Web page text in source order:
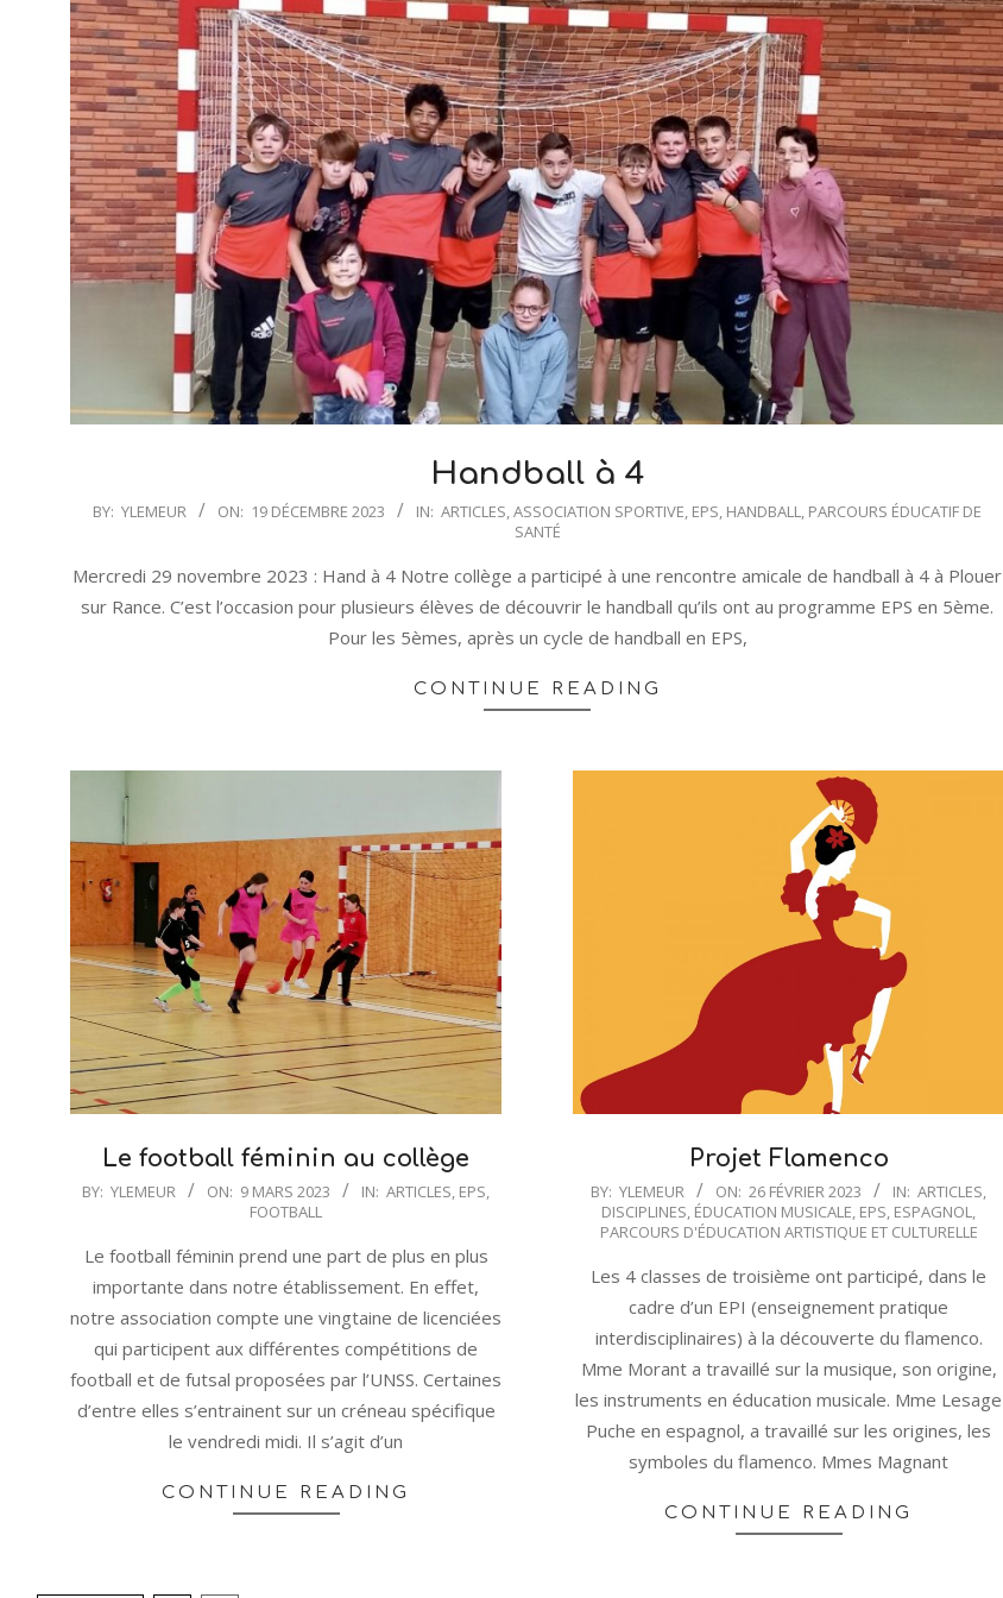
Handball à 4
2023-
19
BY: YLEMEUR ON: 19 DÉCEMBRE 2023 IN: ARTICLES,ASSOCIATION SPORTIVE, EPS, HANDBALL, PARCOURS ÉDUCATIF DE
SANTÉ
Mercredi 29 novembre 2023 : Hand à 4 Notre collège a participé à une rencontre amicale de handball à 4 à Plouer
sur Rance. C’est l’occasion pour plusieurs élèves de découvrir le handball qu’ils ont au programme EPS en 5ème.
Pour les 5èmes, après un cycle de handball en EPS,
CONTINUE READING
Le football féminin au collège
2023-
09
BY: YLEMEUR ON: 9 MARS 2023 IN: ARTICLES, EPS,
FOOTBALL
Le football féminin prend une part de plus en plus
importante dans notre établissement. En effet,
notre association compte une vingtaine de licenciées
qui participent aux différentes compétitions de
football et de futsal proposées par l’UNSS. Certaines
d’entre elles s’entrainent sur un créneau spécifique
le vendredi midi. Il s’agit d’un
CONTINUE READING
Projet Flamenco
2023-
BY: YLEMEUR ON: 26 FÉVRIER 2023 IN: ARTICLES,
DISCIPLINES, ÉDUCATION MUSICALE, EPS, ESPAGNOL,
PARCOURS D'ÉDUCATION ARTISTIQUE ET CULTURELLE
Les 4 classes de troisième ont participé, dans le
cadre d’un EPI (enseignement pratique
interdisciplinaires) à la découverte du flamenco.
Mme Morant a travaillé sur la musique, son origine,
les instruments en éducation musicale. Mme Lesage
Puche en espagnol, a travaillé sur les origines, les
symboles du flamenco. Mmes Magnant
CONTINUE READING